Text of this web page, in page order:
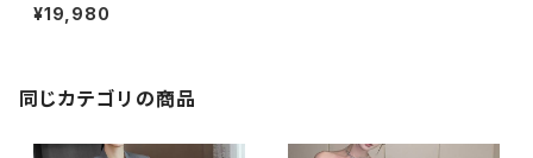
秋冬 春 夏 秋 冬 紺 スーツ 上
下セット 2点セット ジャケット ス
ミニスカート ペプラム フリル ペ
プラムジャケット レディーススー
タイトスカート ミニスカート ス
¥19,980
同じカテゴリの商品